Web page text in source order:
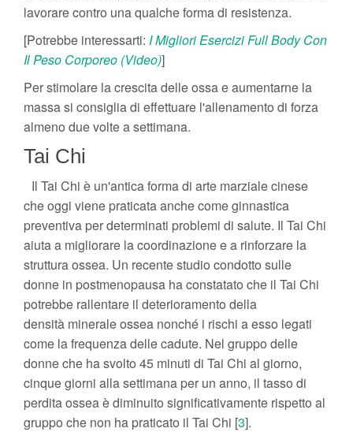
lavorare contro una qualche forma di resistenza.
[Potrebbe interessarti: I Migliori Esercizi Full Body Con
Il Peso Corporeo (Video)]
Per stimolare la crescita delle ossa e aumentarne la
massa si consiglia di effettuare l'allenamento di forza
almeno due volte a settimana.
Tai Chi
Il Tai Chi è un'antica forma di arte marziale cinese
che oggi viene praticata anche come ginnastica
preventiva per determinati problemi di salute. Il Tai Chi
aiuta a migliorare la coordinazione e a rinforzare la
struttura ossea. Un recente studio condotto sulle
donne in postmenopausa ha constatato che il Tai Chi
potrebbe rallentare il deterioramento della
densità minerale ossea nonché i rischi a esso legati
come la frequenza delle cadute. Nel gruppo delle
donne che ha svolto 45 minuti di Tai Chi al giorno,
cinque giorni alla settimana per un anno, il tasso di
perdita ossea è diminuito significativamente rispetto al
gruppo che non ha praticato il Tai Chi [3].